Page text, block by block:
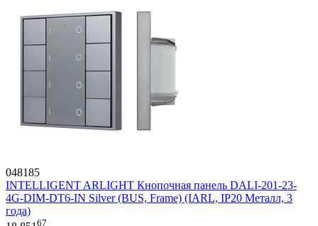
048185
INTELLIGENT ARLIGHT Кнопочная панель DALI-201-23-
4G-DIM-DT6-IN Silver (BUS, Frame) (IARL, IP20 Металл, 3
года)
67